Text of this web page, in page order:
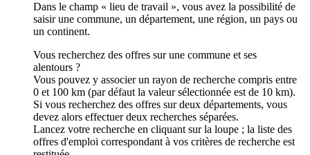
Dans le champ « lieu de travail », vous avez la possibilité de
saisir une commune, un département, une région, un pays ou
un continent.
Vous recherchez des offres sur une commune et ses
alentours ?
Vous pouvez y associer un rayon de recherche compris entre
0 et 100 km (par défaut la valeur sélectionnée est de 10 km).
Si vous recherchez des offres sur deux départements, vous
devez alors effectuer deux recherches séparées.
Lancez votre recherche en cliquant sur la loupe ; la liste des
offres d'emploi correspondant à vos critères de recherche est